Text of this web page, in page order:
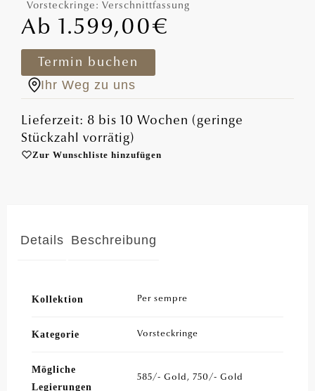
Vorsteckringe: Verschnittfassung
1.599,00€
Termin buchen
Ihr Weg zu uns
Lieferzeit: 8 bis 10 Wochen (geringe
Stückzahl vorrätig)
Zur Wunschliste hinzufügen
Details Beschreibung
Kollektion Per sempre
Kategorie Vorsteckringe
Mögliche
Legierungen
585/- Gold, 750/- Gold